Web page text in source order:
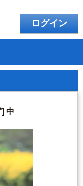
ログイン
] 中